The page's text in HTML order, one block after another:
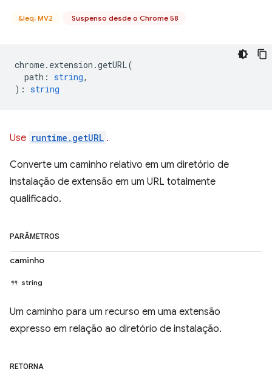
&leq; MV2 Suspenso desde o Chrome 58
chrome. extension .getURL(
path : string,
) : string
Use runtime.getURL .
Converte um caminho relativo em um diretório de
instalação de extensão em um URL totalmente
qualificado.
PARÂMETROS
caminho
string
Um caminho para um recurso em uma extensão
expresso em relação ao diretório de instalação.
RETORNA